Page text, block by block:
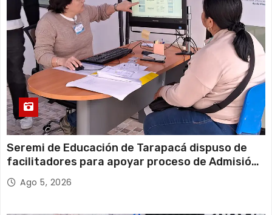
Seremi de Educación de Tarapacá dispuso de
facilitadores para apoyar proceso de Admisión
Escolar 2027
Ago 5, 2026